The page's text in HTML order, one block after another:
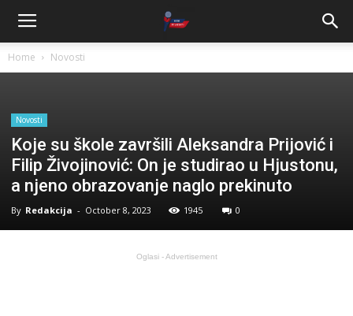
Home Novosti
Novosti
Koje su škole završili Aleksandra Prijović i
Filip Živojinović: On je studirao u Hjustonu,
a njeno obrazovanje naglo prekinuto
By Redakcija - October 8, 2023 1945 0
Oglasi - Advertisement